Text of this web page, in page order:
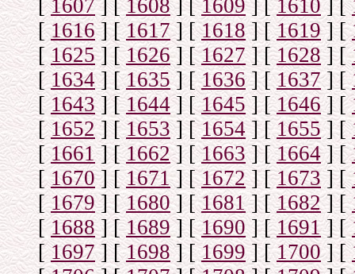
[1607] [1608] [1609] [1610] [
[1616] [1617] [1618] [1619] [
[ 1625] [1626] [1627] [1628] [
[1634] [1635] [1636] [1637] [
[1643] [1644] [1645 ] [1646] [
[1652] [1653] [1654] [1655] [
[1661] [1662] [1663] [1664] [
[1670] [1671] [1672] [1673] [
[1679] [1680] [1681] [1682] [
[1688] [1689] [1690 ] [1691] [
[1697] [1698] [1699] [1700] [